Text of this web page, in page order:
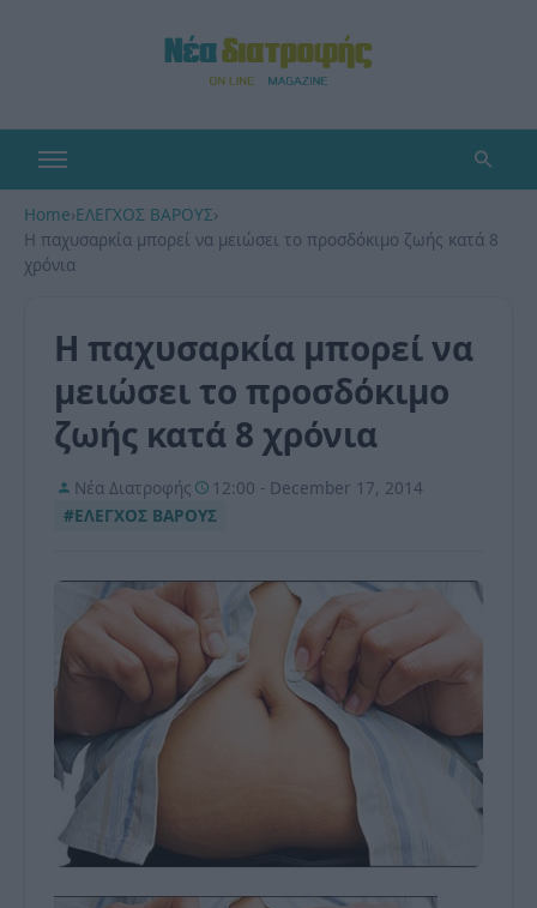
Home›ΕΛΕΓΧΟΣ ΒΑΡΟΥΣ›
Η παχυσαρκία μπορεί να μειώσει το προσδόκιμο ζωής κατά 8
χρόνια
Η παχυσαρκία μπορεί να
μειώσει το προσδόκιμο
ζωής κατά 8 χρόνια
Νέα Διατροφής
12:00 - December 17, 2014
#ΕΛΕΓΧΟΣ ΒΑΡΟΥΣ